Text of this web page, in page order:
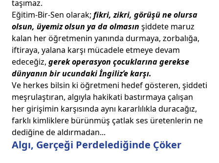
Algı, Gerçeği Perdelediğinde Çöker
taşımaz.
Eğitim-Bir-Sen olarak; fikri, zikri, görüşü ne olursa
olsun, üyemiz olsun ya da olmasın şiddete maruz
kalan her öğretmenin yanında durmaya, zorbalığa,
iftiraya, yalana karşı mücadele etmeye devam
edeceğiz, gerek operasyon çocuklarına gerekse
dünyanın bir ucundaki İngiliz’e karşı.
Ve herkes bilsin ki öğretmeni hedef gösteren, şiddeti
meşrulaştıran, algıyla hakikati bastırmaya çalışan
her girişimin karşısında aynı kararlılıkla duracağız,
farklı kimliklere bürünmüş çatlak ses üretenlerin ne
dediğine de aldırmadan...